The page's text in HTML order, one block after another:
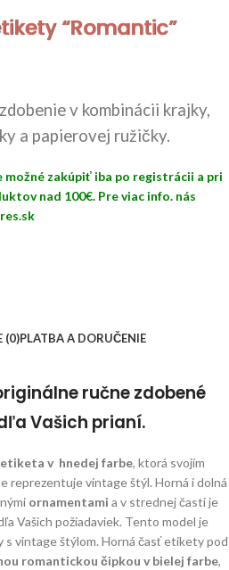
“Romantic”
v kombinácii krajky,
a papierovej ružičky.
možné zakúpiť iba po registrácii a pri
nad 100€. Pre viac info. nás
(0)PLATBA A DORUČENIE
ručne zdobené
Vašich prianí.
v hnedej farbe, ktorá svojím
reprezentuje vintage štýl. Horná i dolná
ornamentami a v strednej časti je
Vašich požiadaviek. Tento model je
s vintage štýlom. Horná časť etikety pod
romantickou čipkou v bielej farbe,